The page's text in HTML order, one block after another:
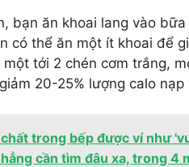
bạn ăn khoai lang vào
có thể ăn một ít khoai để
tới 2 chén cơm trắng,
20-25% lượng calo nạp
trong bếp được ví như
cần tìm đâu xa, trong 4